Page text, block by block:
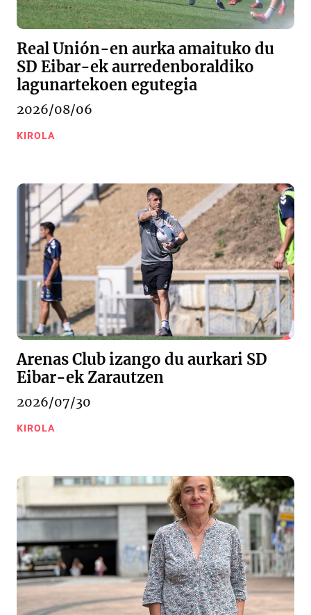
Real Unión-en aurka amaituko du
SD Eibar-ek aurredenboraldiko
lagunartekoen egutegia
2026/08/06
KIROLA
Arenas Club izango du aurkari SD
Eibar-ek Zarautzen
2026/07/30
KIROLA